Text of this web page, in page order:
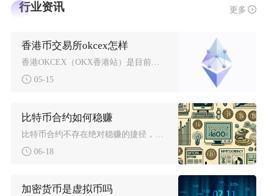
行业资讯 更多
香港币交易所okcex怎样
香港OKCEX（OKX香港站）是目前香港合规牌照齐全、资产安全度高、交易深度领先的头部交易
05-15
比特币合约如何稳赚
06-18
加密货币是虚拟币吗